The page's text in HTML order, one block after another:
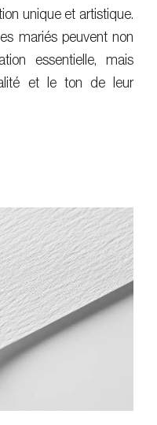
unique et artistique.
mariés peuvent non
essentielle, mais
et le ton de leur